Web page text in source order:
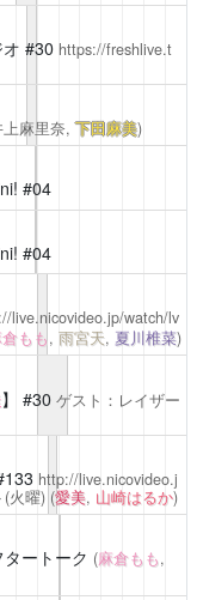
#30 https://freshlive.t
上麻里奈,下田麻美)
#04
#04
live.nicovideo.jp/watch/lv
もも, 雨宮天, 夏川椎菜)
】 #30 ゲスト：レイザー
http://live.nicovideo.j
火曜) (愛美, 山崎はるか)
ートーク (麻倉もも,